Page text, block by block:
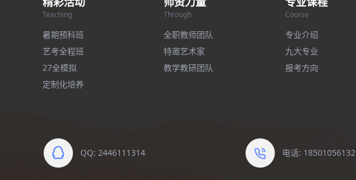
Teaching
暑期预科班
艺考全程班
27全模拟
定制化培养
Through
全职教师团队
特邀艺术家
教学教研团队
Course
专业介绍
九大专业
报考方向
QQ: 2446111314 电话: 18501056132